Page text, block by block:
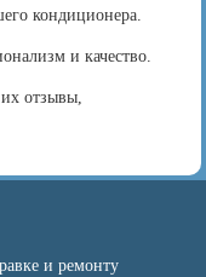
кондиционера.
и качество.
отзывы,
и ремонту